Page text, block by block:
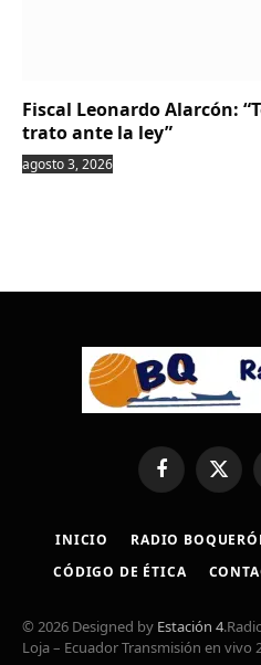
Fiscal Leonardo Alarcón:
trato ante la ley”
agosto 3, 2026
FacebookX
INICIO RADIO
CÓDIGO DE ÉTICA
© 2026 Designed by Estación 4
Loja – Ecuador Transmisión en vivo